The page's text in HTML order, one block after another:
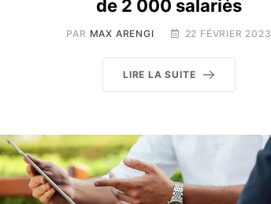
de 2 000 salariés
PAR MAX ARENGI 22 FÉVRIER 2023
LIRE LA SUITE